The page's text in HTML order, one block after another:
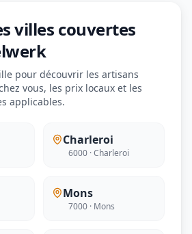
villes couvertes
pour découvrir les artisans
vous, les prix locaux et les
applicables.
Charleroi
6000 · Charleroi
Mons
7000 · Mons